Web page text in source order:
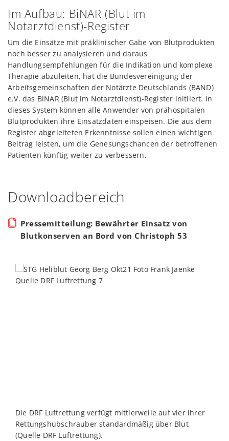
Im Aufbau: BiNAR (Blut im
Notarztdienst)-Register
Um die Einsätze mit präklinischer Gabe von Blutprodukten
noch besser zu analysieren und daraus
Handlungsempfehlungen für die Indikation und komplexe
Therapie abzuleiten, hat die Bundesvereinigung der
Arbeitsgemeinschaften der Notärzte Deutschlands (BAND)
e.V. das BiNAR (Blut im Notarztdienst)-Register initiiert. In
dieses System können alle Anwender von prähospitalen
Blutprodukten ihre Einsatzdaten einspeisen. Die aus dem
Register abgeleiteten Erkenntnisse sollen einen wichtigen
Beitrag leisten, um die Genesungschancen der betroffenen
Patienten künftig weiter zu verbessern.
Downloadbereich
Pressemitteilung: Bewährter Einsatz von
Blutkonserven an Bord von Christoph 53
Die DRF Luftrettung verfügt mittlerweile auf vier ihrer
Rettungshubschrauber standardmäßig über Blut
(Quelle DRF Luftrettung).